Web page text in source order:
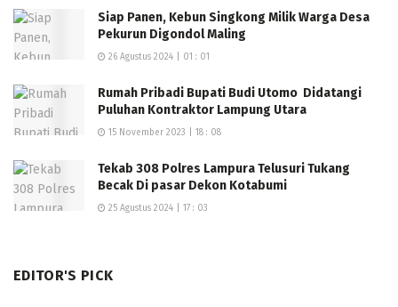
Siap Panen, Kebun Singkong Milik Warga Desa
Pekurun Digondol Maling
26 Agustus 2024 | 01 : 01
Rumah Pribadi Bupati Budi Utomo Didatangi
Puluhan Kontraktor Lampung Utara
15 November 2023 | 18 : 08
Tekab 308 Polres Lampura Telusuri Tukang
Becak Di pasar Dekon Kotabumi
25 Agustus 2024 | 17 : 03
EDITOR'S PICK